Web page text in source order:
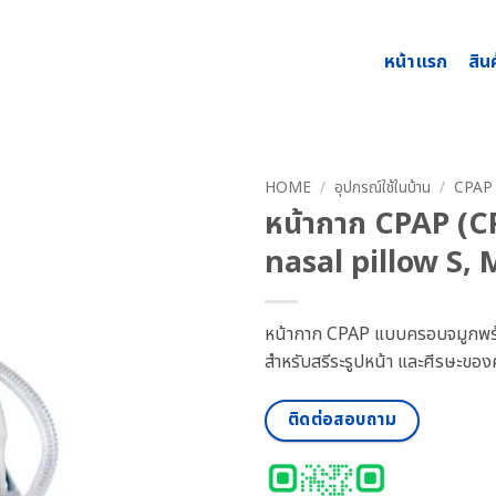
หน้าแรก สิน
HOME / อุปกรณ์ใช้ในบ้าน /
หน้ากาก CPAP
nasal pillow S,
หน้ากาก CPAP แบบครอบจมูกพ
สำหรับสรีระรูปหน้า และศีรษะข
ติดต่อสอบถาม